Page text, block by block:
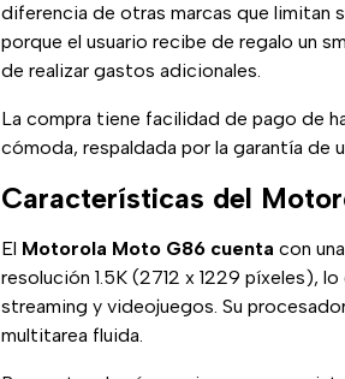
diferencia de otras marcas que limitan
porque el usuario recibe de regalo un
de realizar gastos adicionales.
La compra tiene facilidad de pago de
cómoda, respaldada por la garantía de
Características del
El Motorola Moto G86 cuenta con
resolución 1.5K (2712 x 1229 píxeles),
streaming y videojuegos. Su
multitarea fluida.